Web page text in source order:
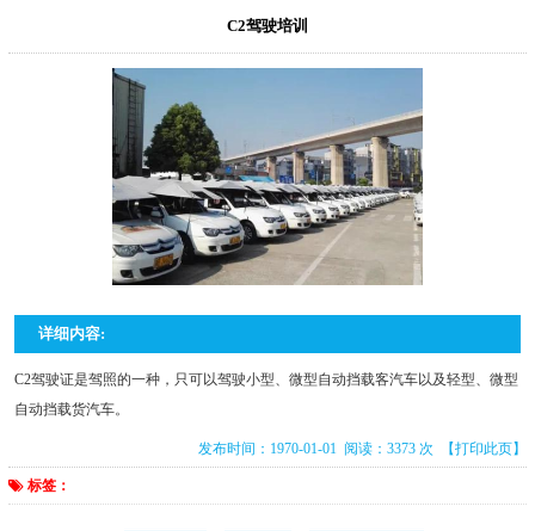
C2驾驶培训
详细内容:
C2驾驶证是驾照的一种，只可以驾驶小型、微型自动挡载客汽车以及轻型、微型
自动挡载货汽车。
发布时间：1970-01-01 阅读：3373 次 【打印此页】
标签：